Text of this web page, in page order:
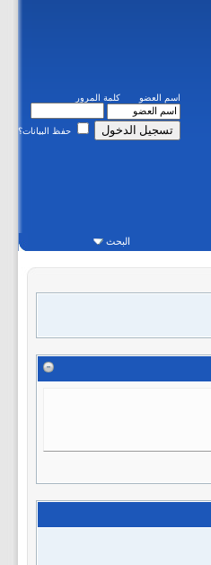
اسم العضو كلمة المرور
حفظ البيانات؟
البحث